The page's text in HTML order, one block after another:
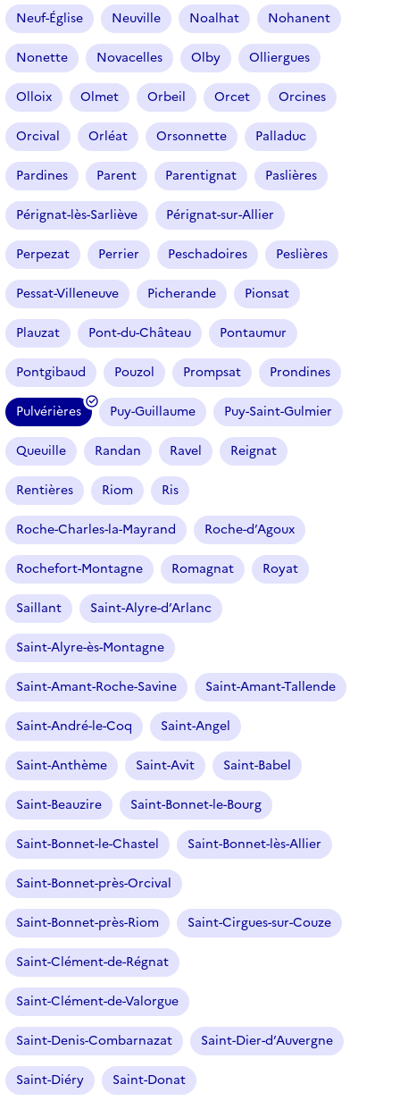
Neuf-Église Neuville Noalhat Nohanent
Nonette Novacelles Olby Olliergues
Olloix Olmet Orbeil Orcet Orcines
Orcival Orléat Orsonnette Palladuc
Pardines Parent Parentignat Paslières
Pérignat-lès-Sarliève Pérignat-sur-Allier
Perpezat Perrier Peschadoires Peslières
Pessat-Villeneuve Picherande Pionsat
Plauzat Pont-du-Château Pontaumur
Pontgibaud Pouzol Prompsat Prondines
Pulvérières
(
f
i
l
t
r
e
s
é
l
e
c
t
i
o
n
n
é
)
Puy-Guillaume Puy-Saint-Gulmier
Queuille Randan Ravel Reignat
Rentières Riom Ris
Roche-Charles-la-Mayrand Roche-d’Agoux
Rochefort-Montagne Romagnat Royat
Saillant Saint-Alyre-d’Arlanc
Saint-Alyre-ès-Montagne
Saint-Amant-Roche-Savine Saint-Amant-Tallende
Saint-André-le-Coq Saint-Angel
Saint-Anthème Saint-Avit Saint-Babel
Saint-Beauzire Saint-Bonnet-le-Bourg
Saint-Bonnet-le-Chastel Saint-Bonnet-lès-Allier
Saint-Bonnet-près-Orcival
Saint-Bonnet-près-Riom Saint-Cirgues-sur-Couze
Saint-Clément-de-Régnat
Saint-Clément-de-Valorgue
Saint-Denis-Combarnazat Saint-Dier-d’Auvergne
Saint-Diéry Saint-Donat